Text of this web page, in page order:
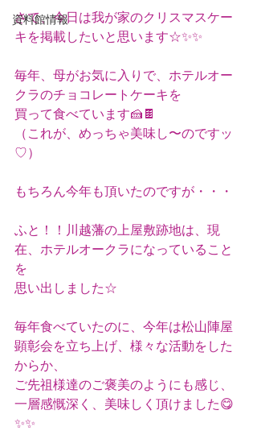
資料館情報
さて、今日は我が家のクリスマスケー
キを掲載したいと思います☆✨✨
毎年、母がお気に入りで、ホテルオー
クラのチョコレートケーキを
買って食べています🍰🍫
（これが、めっちゃ美味し〜のですッ
♡）
もちろん今年も頂いたのですが・・・
ふと！！川越藩の上屋敷跡地は、現
在、ホテルオークラになっていること
を
思い出しました☆
毎年食べていたのに、今年は松山陣屋
顕彰会を立ち上げ、様々な活動をした
からか、
ご先祖様達のご褒美のようにも感じ、
一層感慨深く、美味しく頂けました😋
✨✨